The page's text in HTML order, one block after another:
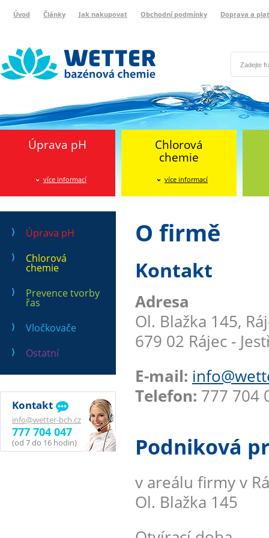
Úvod Články Jak nakupovat Obchodní podmínky Doprava a
Úprava pH
více informací
Chlorová
chemie
více informací
Úprava pH
Chlorová
chemie
Prevence tvorby
řas
Vločkovače
Ostatní
Kontakt
info@wetter-bch.cz
777 704 047
(od 7 do 16 hodin)
O firmě
Kontakt
Adresa
Ol. Blažka 145,
679 02 Rájec -
E-mail:
Telefon: 777 704
Podniková
v areálu firmy v
Ol. Blažka 145